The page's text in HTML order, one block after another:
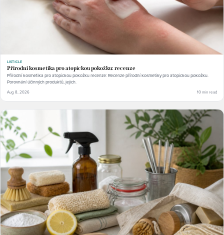
LISTICLE
Přírodní kosmetika pro atopickou pokožku: recenze
Přírodní kosmetika pro atopickou pokožku recenze: Recenze přírodní kosmetiky pro atopickou pokožku.
Porovnání účinných produktů, jejich.
Aug 8, 2026 10 min read